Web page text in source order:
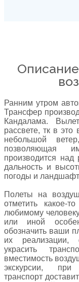
Ранним утром
Трансфер
Кандалама.
рассвете, тк в
небольшой
позволяющая
производится
дальность и
погоды и
Полеты на
отметить какое-
любимому
или иной
обозначить ваши
их реализации,
украсить
вместимость
экскурсии, при
транспорт